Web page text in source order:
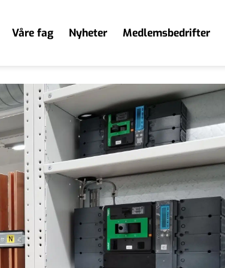
Våre fag Nyheter Medlemsbedrifter